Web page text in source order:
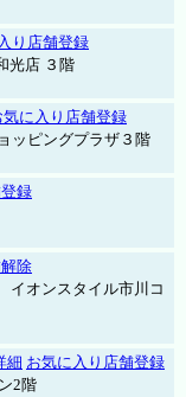
り店舗登録
光店 ３階
気に入り店舗登録
ッピングプラザ３階
録
除
オンスタイル市川コ
細 お気に入り店舗登録
2階